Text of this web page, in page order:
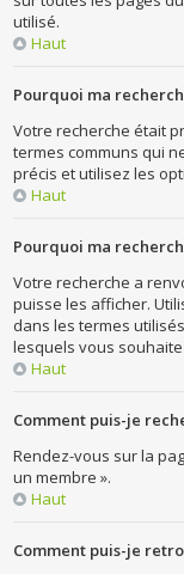
utilisé.
Haut
Pourquoi ma
Votre recherche était
termes communs qui
précis et utilisez les
Haut
Pourquoi ma
Votre recherche a
puisse les afficher.
dans les termes
lesquels vous
Haut
Comment puis-je
Rendez-vous sur la
un membre ».
Haut
Comment puis-je